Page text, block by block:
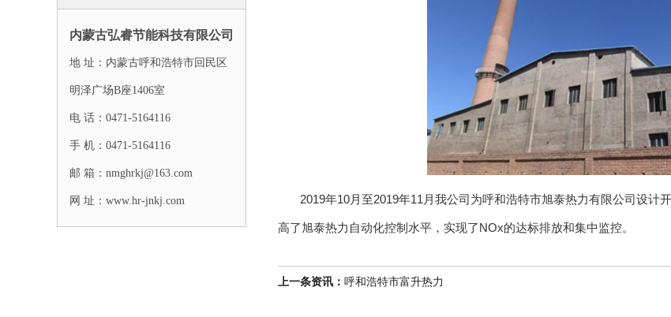
内蒙古弘睿节能科技有限公司
地 址：内蒙古呼和浩特市回民区
明泽广场B座1406室
电 话：0471-5164116
手 机：0471-5164116
邮 箱：nmghrkj@163.com
网 址：www.hr-jnkj.com 2019年10月至2019年11月我公司为呼和浩特市旭泰热力有限公司设计开
高了旭泰热力自动化控制水平，实现了NOx的达标排放和集中监控。
上一条资讯： 呼和浩特市富升热力